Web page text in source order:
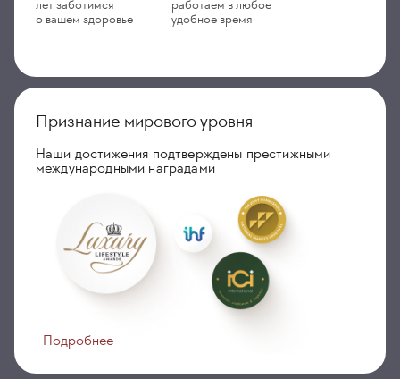
лет заботимся
о вашем здоровье
работаем в любое
удобное время
Признание мирового уровня
Наши достижения подтверждены престижными
международными наградами
Подробнее